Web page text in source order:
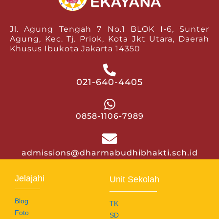
Jl. Agung Tengah 7 No.1 BLOK I-6, Sunter
Agung, Kec. Tj. Priok, Kota Jkt Utara, Daerah
Khusus Ibukota Jakarta 14350
021-640-4405
0858-1106-7989
admissions@dharmabudhibhakti.sch.id
Jelajahi
Blog
Foto
Unit Sekolah
TK
SD